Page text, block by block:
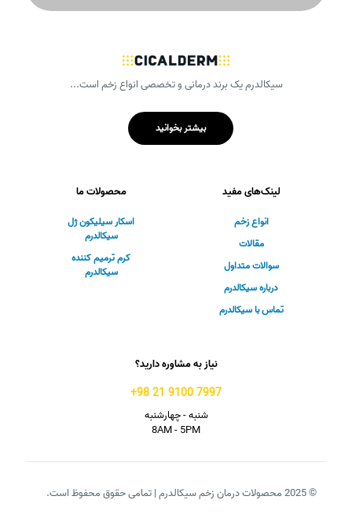
سیکالدرم یک برند درمانی و تخصصی انواع زخم است...
بیشتر بخوانید
لینک‌های مفید
انواع زخم
مقالات
سوالات متداول
درباره سیکالدرم
تماس با سیکالدرم
محصولات ما
اسکار سیلیکون ژل
سیکالدرم
کرم ترمیم کننده
سیکالدرم
نیاز به مشاوره دارید؟
7997 9100 21 98+
شنبه - چهارشنبه
8AM - 5PM
© 2025 محصولات درمان زخم سیکالدرم | تمامی حقوق محفوظ است.